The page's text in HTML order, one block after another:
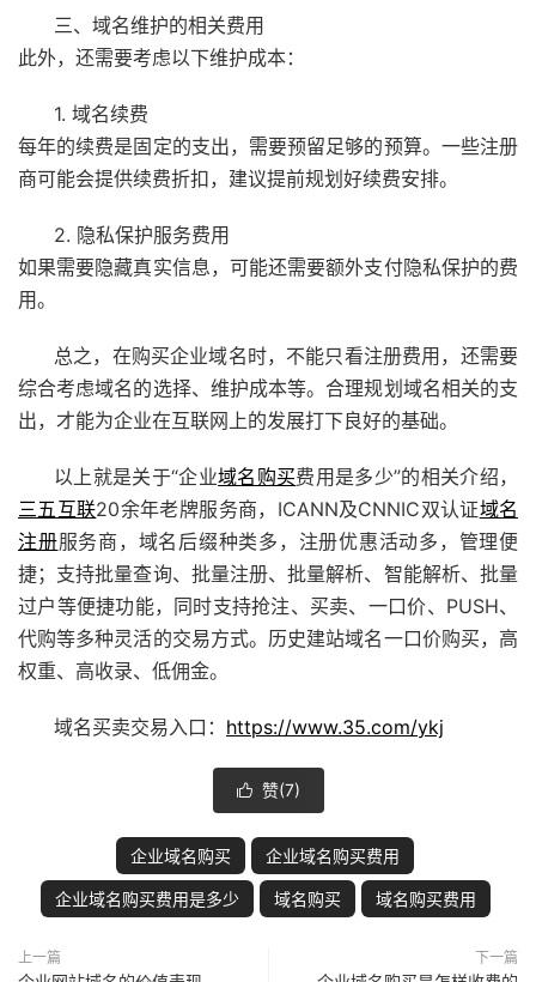
三、域名维护的相关费用
此外，还需要考虑以下维护成本：
1. 域名续费
每年的续费是固定的支出，需要预留足够的预算。一些注册
商可能会提供续费折扣，建议提前规划好续费安排。
2. 隐私保护服务费用
如果需要隐藏真实信息，可能还需要额外支付隐私保护的费
用。
总之，在购买企业域名时，不能只看注册费用，还需要
综合考虑域名的选择、维护成本等。合理规划域名相关的支
出，才能为企业在互联网上的发展打下良好的基础。
以上就是关于“企业域名购买费用是多少”的相关介绍，
三五互联20余年老牌服务商，ICANN及CNNIC双认证域名
注册服务商，域名后缀种类多，注册优惠活动多，管理便
捷；支持批量查询、批量注册、批量解析、智能解析、批量
过户等便捷功能，同时支持抢注、买卖、 一口价、PUSH、
代购等多种灵活的交易方式。历史建站域名一口价购买，高
权重、高收录、低佣金。
域名买卖交易入口： https://www.35.com/ykj
 赞(7)
企业域名购买 企业域名购买费用
企业域名购买费用是多少 域名购买 域名购买费用
上一篇 下一篇